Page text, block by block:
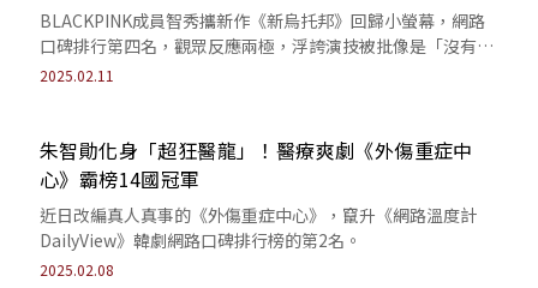
BLACKPINK成員智秀攜新作《新烏托邦》回歸小螢幕，網路
口碑排行第四名，觀眾反應兩極，浮誇演技被批像是「沒有香
氣的花」？
2025.02.11
朱智勛化身「超狂醫龍」！醫療爽劇《外傷重症中
心》霸榜14國冠軍
近日改編真人真事的《外傷重症中心》，竄升《網路溫度計
DailyView》韓劇網路口碑排行榜的第2名。
2025.02.08